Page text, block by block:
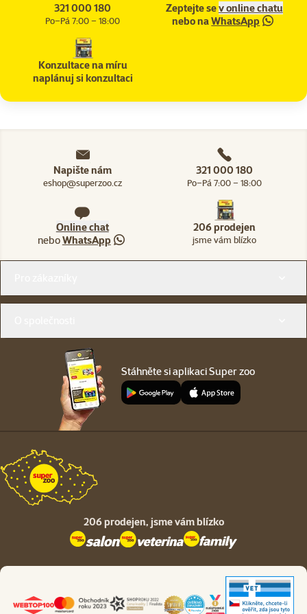
321 000 180
Po–Pá 7:00 – 18:00
Zeptejte sev online chatu
nebo naWhatsApp
Konzultace na míru
naplánuj si konzultaci
Napište nám
eshop@superzoo.cz
321 000 180
Po–Pá 7:00 – 18:00
Online chat
neboWhatsApp
206 prodejen
jsme vám blízko
Stáhněte si aplikaci Super zoo
206 prodejen, jsme vám blízko